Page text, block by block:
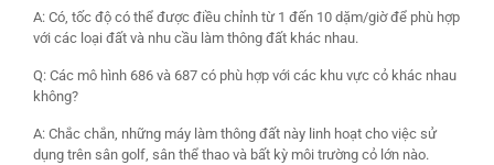
A: Có, tốc độ có thể được điều chỉnh từ 1 đến 10 dặm/giờ để phù hợp
với các loại đất và nhu cầu làm thông đất khác nhau.
Q: Các mô hình 686 và 687 có phù hợp với các khu vực cỏ khác nhau
không?
A: Chắc chắn, những máy làm thông đất này linh hoạt cho việc sử
dụng trên sân golf, sân thể thao và bất kỳ môi trường cỏ lớn nào.